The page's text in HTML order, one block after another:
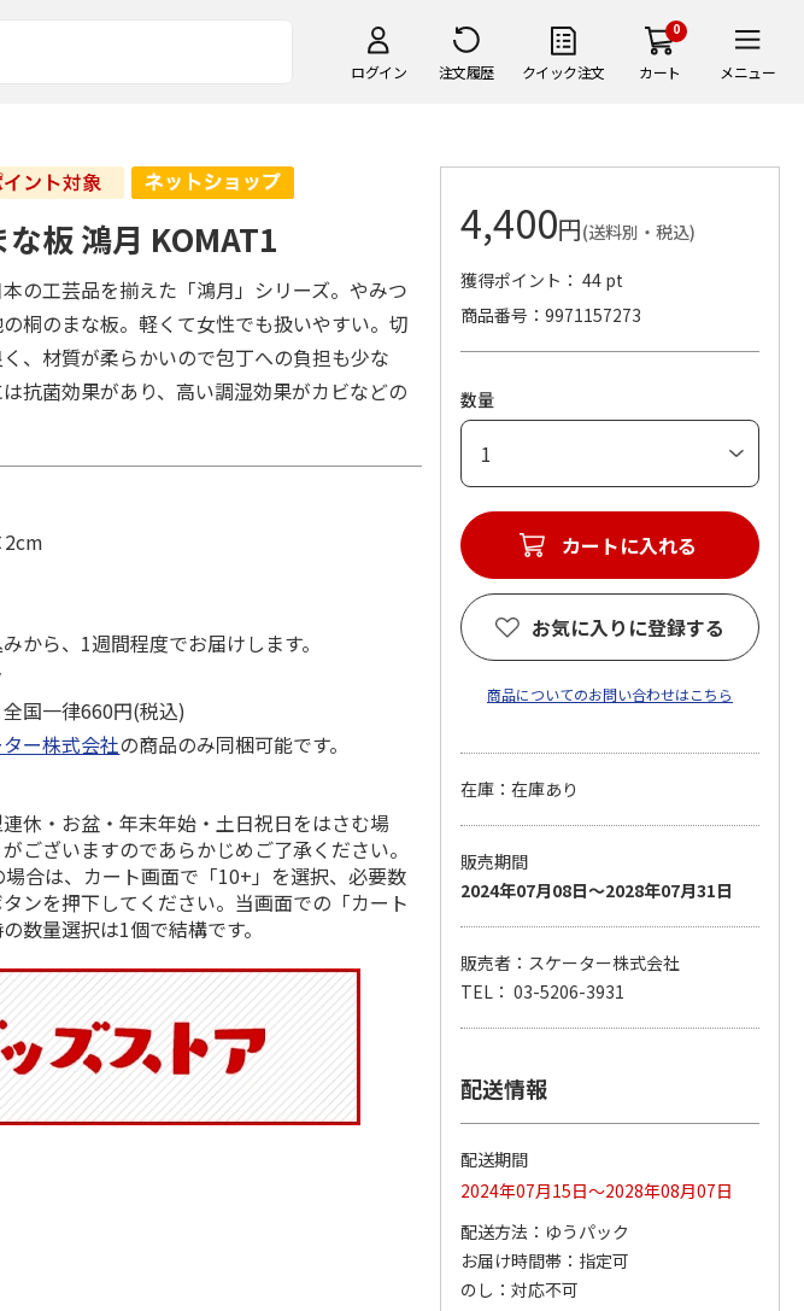
ログイン 注文履歴 クイック注文
0
カート メニュー
コーデュロイ生地ラ
キティ KCOB2
2,200円
(送料別・税込)
八角形ステンレスマ
板 鴻月 KOMAT1
の工芸品を揃えた「鴻月」シリーズ。やみつ
桐のまな板。軽くて女性でも扱いやすい。切
、材質が柔らかいので包丁への負担も少な
抗菌効果があり、高い調湿効果がカビなどの
から、1週間程度でお届けします。
国一律660円(税込)
ー株式会社の商品のみ同梱可能です。
休・お盆・年末年始・土日祝日をはさむ場
ございますのであらかじめご了承ください。
合は、カート画面で「10+」を選択、必要数
ンを押下してください。当画面での「カート
数量選択は1個で結構です。
4,400円(送料別・税込)
獲得ポイント： 44 pt
商品番号
9971157273
数量
カートに入れる
お気に入りに登録する
商品についてのお問い合わせはこちら
在庫：在庫あり
販売期間
2024年07月08日～2028年07月31日
販売者：スケーター株式会社
TEL： 03-5206-3931
配送情報
配送期間
2024年07月15日～2028年08月07日
配送方法
ゆうパック
お届け時間帯
指定可
のし
対応不可